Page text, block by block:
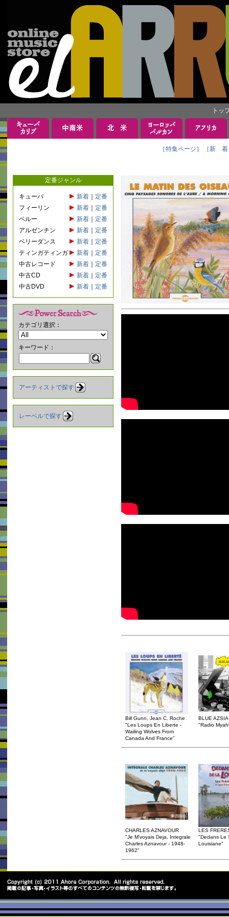
トッ
［特集ページ］ ［新 着
定番ジャンル
キューバ 新着
定番
フィーリン
新着
定番
ペルー
新着
定番
アルゼンチン
新着
定番
ベリーダンス
新着
定番
ティンガティンガ
新着
定番
中古レコード
新着
定番
中古CD
新着
定番
中古DVD
新着 定番
カテゴリ選択：
キーワード：
アーティストで探す
レーベルで探す
Bill Gunn, Jean C. Roche
"Les Loups En Liberte -
Wailing Wolves From
Canada And France"
BLUE AZSIA
"Radio
CHARLES AZNAVOUR
"Je M'voyais Deja, Integrale
Charles Aznavour - 1948-
1962"
LES
"Dedans Le
Louisiane"